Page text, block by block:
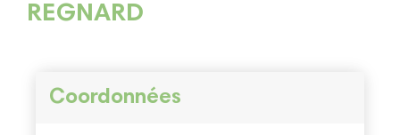
REGNARD
Coordonnées